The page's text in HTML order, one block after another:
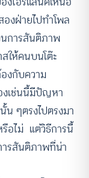
งฝ่ายไปทำโพล
นการสันติภาพ
ให้คนบนโต๊ะ
งกับความ
งเช่นนี้มีปัญหา
น ๆตรงไปตรงมา
รือไม่ แต่วิธีการนี้
รสันติภาพที่น่า